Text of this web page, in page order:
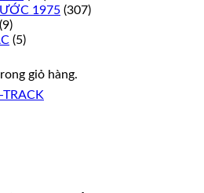
giỏ hàng.
1975 (307)
(9)
(5)